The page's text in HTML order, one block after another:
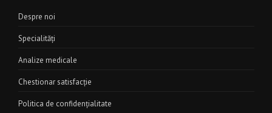
Despre noi
Specialităţi
Analize medicale
Chestionar satisfacţie
Politica de confidenţialitate